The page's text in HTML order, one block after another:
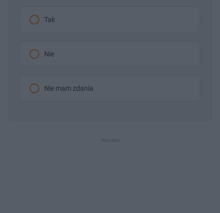
Tak
Nie
Nie mam zdania